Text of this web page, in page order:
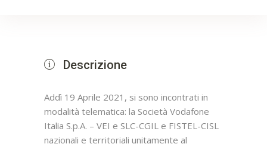
Descrizione
Addì 19 Aprile 2021, si sono incontrati in
modalità telematica: la Società Vodafone
Italia S.p.A. – VEI e SLC-CGIL e FISTEL-CISL
nazionali e territoriali unitamente al